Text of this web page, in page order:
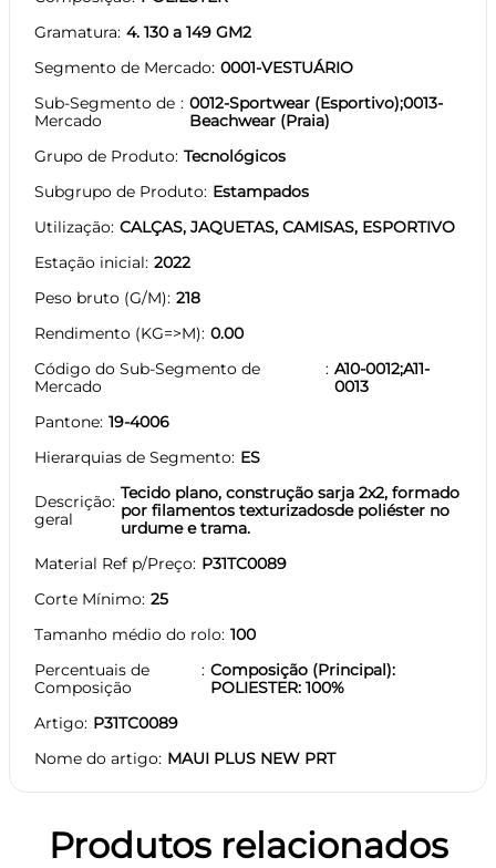
Gramatura 4. 130 a 149 GM2
Segmento de Mercado 0001-VESTUÁRIO
Sub-Segmento de
Mercado
0012-Sportwear (Esportivo);0013-
Beachwear (Praia)
Grupo de Produto Tecnológicos
Subgrupo de Produto Estampados
Utilização CALÇAS, JAQUETAS, CAMISAS, ESPORTIVO
Estação inicial 2022
Peso bruto (G/M) 218
Rendimento (KG=>M) 0.00
Código do Sub-Segmento de
Mercado
A10-0012;A11-
0013
Pantone 19-4006
Hierarquias de Segmento ES
Descrição
geral
Tecido plano, construção sarja 2x2, formado
por filamentos texturizadosde poliéster no
urdume e trama.
Material Ref p/Preço P31TC0089
Corte Mínimo 25
Tamanho médio do rolo 100
Percentuais de
Composição
Composição (Principal):
POLIESTER: 100%
Artigo P31TC0089
Nome do artigo MAUI PLUS NEW PRT
Produtos relacionados